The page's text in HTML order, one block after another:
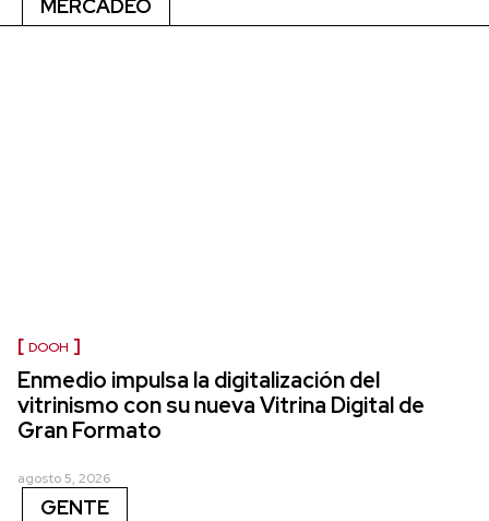
MERCADEO
DOOH
Enmedio impulsa la digitalización del
vitrinismo con su nueva Vitrina Digital de
Gran Formato
agosto 5, 2026
GENTE